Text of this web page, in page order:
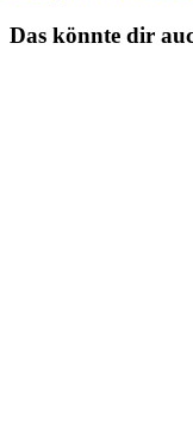
Das könnte dir